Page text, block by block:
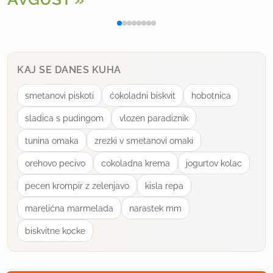
uporabno
Kotarca
član od 2010 614 sporočil
25.5.2012 ob 22:54
Ampak bazilika je vendar zelo aromatična . Ne bi
rekla da je nežnega okusa, sarabande.
Polnjena paprika na klasičen način
KAJ SE DANES KUHA
smetanovi piskoti ćokoladni biskvit hobotnica
sladica s pudingom vlozen paradiznik
tunina omaka zrezki v smetanovi omaki
orehovo pecivo cokoladna krema jogurtov kolac
pecen krompir z zelenjavo kisla repa
marelićna marmelada narastek mm
biskvitne kocke